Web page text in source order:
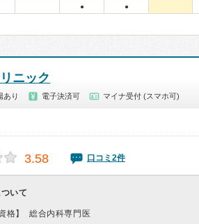
● ●
ニック
あり 電子決済可 マイナ受付 (スマホ可)
3.58 口コミ2件
いて
格】 総合内科専門医